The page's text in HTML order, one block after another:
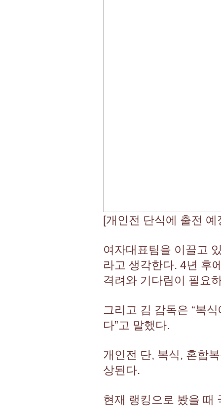
[개인전 단식에 출전 예
여자대표팀을 이끌고
라고 생각한다. 4년 후
격려와 기다림이 필요
그리고 김 감독은 “복
다”고 말했다.
개인전 단, 복식, 혼합
상된다.
현재 랭킹으로 봤을 때